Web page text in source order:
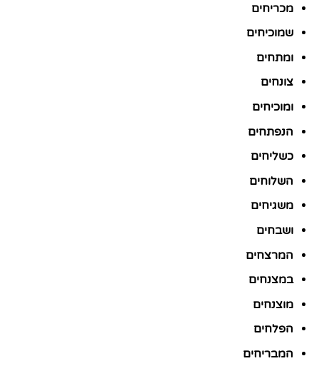
מכריחים
שמוכיחים
ומתחים
צונחים
ומוכיחים
הנפתחים
כשליחים
השלוחים
משגיחים
ושבחים
המרצחים
במצנחים
מוצנחים
הפלחים
המבריחים